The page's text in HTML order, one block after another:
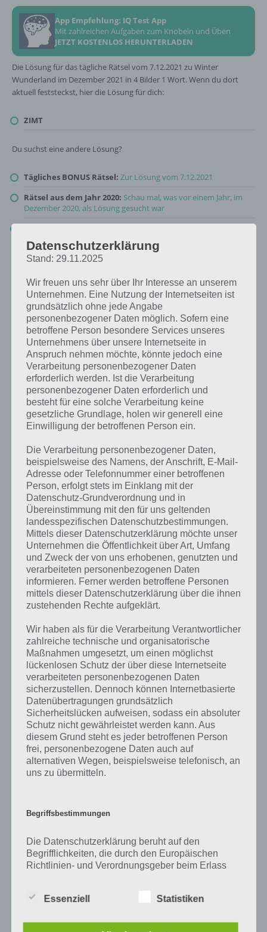
App Empfehlung: IQ Test App
Mit zahlreichen Aufgaben zum Knobeln und Üben
JETZT KOSTENLOS HERUNTERLADEN
Die Lösung für das tägliche Rätsel vom 7.12.2021 zu Winter
Wunderland im Dezember 2021 in 4 Bilder 1 Wort. Wenn du dort
aktuell feststeckst, hier die Lösung für dich:
ZIMT
Du suchst eine andere Lösung?
Tägliches BONUS Rätsel: Zur Lösung vom 7.12.2021
Rätsel aus dem Jahr 2020: Schau mal, was vor einem Jahr, im
Dezember 2020, als Lösung gesucht war
im Dezember 2021
Kurze Begriffserklärung zur Lösung Zimt
Zimt ist die Lösung für das tägliche Rätsel am 7.12.2021 in 4 Bilder 1
Wort, doch welche Bedeutung hat dieses eigentlich und was gibt es
dazu zu wissen? Passt das Wort auch zu Winter Wunderland? Zu
kurze Begriffserklärung!
Zu Zimt haben wir zunächst keine weiteren Informationen parat!
Auf WhatsApp teilen Teilen auf Facebook
Tweet auf Twitter
Datenschutzerklärung
Stand: 29.11.2025
Wir freuen uns sehr über Ihr Interesse an unserem
Unternehmen. Eine Nutzung der Internetseiten ist
grundsätzlich ohne jede Angabe
personenbezogener Daten möglich. Sofern eine
betroffene Person besondere Services unseres
Unternehmens über unsere Internetseite in
Anspruch nehmen möchte, könnte jedoch eine
Verarbeitung personenbezogener Daten
erforderlich werden. Ist die Verarbeitung
personenbezogener Daten erforderlich und
besteht für eine solche Verarbeitung keine
gesetzliche Grundlage, holen wir generell eine
Einwilligung der betroffenen Person ein.
Die Verarbeitung personenbezogener Daten,
beispielsweise des Namens, der Anschrift, E-Mail-
Adresse oder Telefonnummer einer betroffenen
Person, erfolgt stets im Einklang mit der
Datenschutz-Grundverordnung und in
Übereinstimmung mit den für uns geltenden
landesspezifischen Datenschutzbestimmungen.
Mittels dieser Datenschutzerklärung möchte unser
Unternehmen die Öffentlichkeit über Art, Umfang
und Zweck der von uns erhobenen, genutzten und
verarbeiteten personenbezogenen Daten
informieren. Ferner werden betroffene Personen
mittels dieser Datenschutzerklärung über die ihnen
zustehenden Rechte aufgeklärt.
Wir haben als für die Verarbeitung Verantwortlicher
zahlreiche technische und organisatorische
Maßnahmen umgesetzt, um einen möglichst
lückenlosen Schutz der über diese Internetseite
verarbeiteten personenbezogenen Daten
sicherzustellen. Dennoch können Internetbasierte
Datenübertragungen grundsätzlich
Sicherheitslücken aufweisen, sodass ein absoluter
Schutz nicht gewährleistet werden kann. Aus
diesem Grund steht es jeder betroffenen Person
frei, personenbezogene Daten auch auf
alternativen Wegen, beispielsweise telefonisch, an
uns zu übermitteln.
Begriffsbestimmungen
Die Datenschutzerklärung beruht auf den
Begrifflichkeiten, die durch den Europäischen
Richtlinien- und Verordnungsgeber beim Erlass
soll sowohl für die Öffentlichkeit als auch für
lesbar und verständlich sein. Um dies zu
Essenziell Statistiken